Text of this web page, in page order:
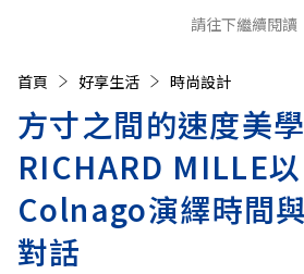
請往下繼續閱讀
首頁 好享生活 時尚設計
方寸之間的速度美學
RICHARD MILLE
Colnago演繹時間
對話